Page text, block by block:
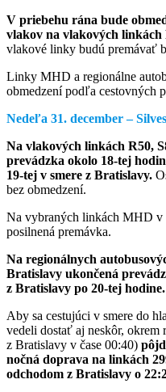
V priebehu rána bude
vlakov na vlakových linkách
vlakové linky budú premávať
Linky MHD a regionálne
obmedzení podľa cestovných
Nedeľa 31. december –
Na vlakových linkách R50,
prevádzka okolo 18-tej
19-tej v smere z Bratislavy.
bez obmedzení.
Na vybraných linkách MHD v
posilnená premávka.
Na regionálnych
Bratislavy ukončená
z Bratislavy po 20-tej hodine.
Aby sa cestujúci v smere do
vedeli dostať aj neskôr, okrem
z Bratislavy v čase 00:40)
nočná doprava na linkách
odchodom z Bratislavy o